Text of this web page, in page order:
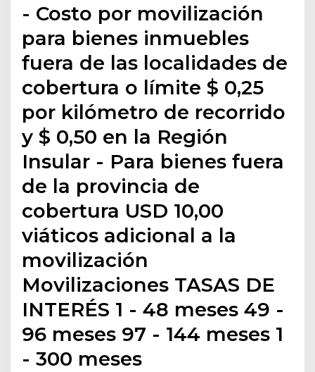
- Costo por movilización
para bienes inmuebles
fuera de las localidades de
cobertura o límite $ 0,25
por kilómetro de recorrido
y $ 0,50 en la Región
Insular - Para bienes fuera
de la provincia de
cobertura USD 10,00
viáticos adicional a la
movilización
Movilizaciones TASAS DE
INTERÉS 1 - 48 meses 49 -
96 meses 97 - 144 meses 1
- 300 meses